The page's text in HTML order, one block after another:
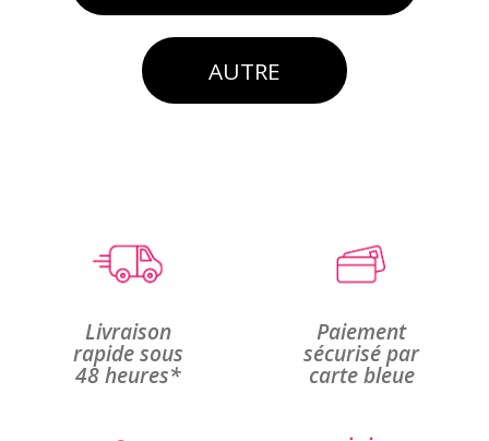
AUTRE
Livraison
rapide sous
48 heures*
Paiement
sécurisé par
carte bleue